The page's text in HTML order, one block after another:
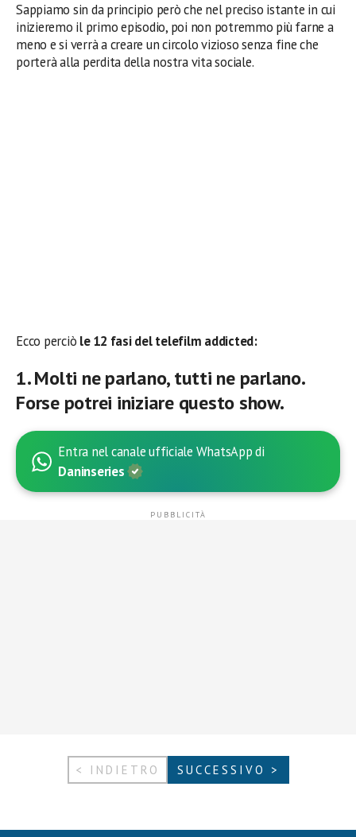
Sappiamo sin da principio però che nel preciso istante in cui
inizieremo il primo episodio, poi non potremmo più farne a
meno e si verrà a creare un circolo vizioso senza fine che
porterà alla perdita della nostra vita sociale.
Ecco perciò le 12 fasi del telefilm addicted:
1. Molti ne parlano, tutti ne parlano.
Forse potrei iniziare questo show.
Entra nel canale ufficiale WhatsApp di
Daninseries
< INDIETRO SUCCESSIVO >